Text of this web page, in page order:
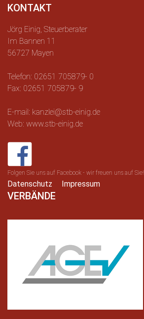
KONTAKT
Jörg Einig, Steuerberater
Im Bannen 11
56727 Mayen
Telefon: 02651 705879- 0
Fax: 02651 705879- 9
E-mail: kanzlei@stb-einig.de
Web: www.stb-einig.de
Folgen Sie uns auf Facebook - wir freuen uns auf Sie!
Datenschutz Impressum
VERBÄNDE